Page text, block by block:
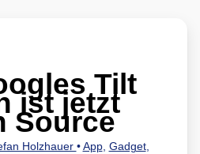
Tilt
ist jetzt
Source
Holzhauer • App, Gadget,